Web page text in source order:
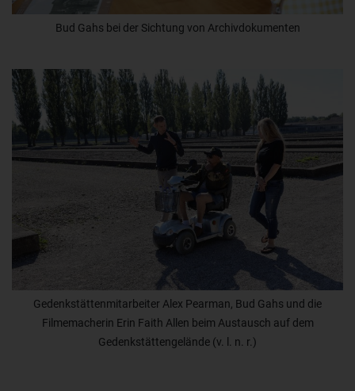
Bud Gahs bei der Sichtung von Archivdokumenten
Gedenkstättenmitarbeiter Alex Pearman, Bud Gahs und die
Filmemacherin Erin Faith Allen beim Austausch auf dem
Gedenkstättengelände (v. l. n. r.)